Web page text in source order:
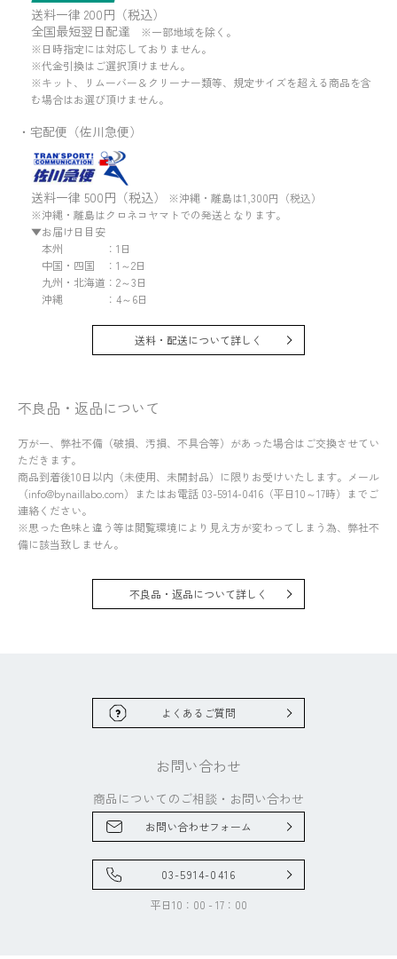
送料一律 200円（税込）
全国最短翌日配達 ※一部地域を除く。
※日時指定には対応しておりません。
※代金引換はご選択頂けません。
※キット、リムーバー＆クリーナー類等、規定サイズを超える商品を含
む場合はお選び頂けません。
・宅配便（佐川急便）
送料一律 500円（税込）
※沖縄・離島は1,300円（税込）
※沖縄・離島はクロネコヤマトでの発送となります。
▼お届け日目安
本州 ：1日
中国・四国 ：1～2日
九州・北海道：2～3日
沖縄 ：4～6日
送料・配送について詳しく
不良品・返品について
万が一、弊社不備（破損、汚損、不具合等）があった場合はご交換させてい
ただきます。
商品到着後10日以内（未使用、未開封品）に限りお受けいたします。メール
（info@bynaillabo.com）またはお電話 03-5914-0416（平日10～17時）までご
連絡ください。
※思った色味と違う等は閲覧環境により見え方が変わってしまう為、弊社不
備に該当致しません。
不良品・返品について詳しく
よくあるご質問
お問い合わせ
商品についてのご相談・ お問い合わせ
お問い合わせフォーム
03-5914-0416
平日10：00 - 17：00